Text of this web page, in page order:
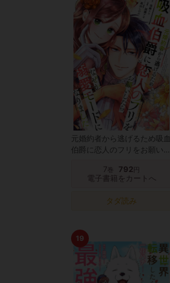
元婚約者から逃げるため吸血
伯爵に恋人のフリをお願いし
7 巻 792 円
電子書籍をカートへ
タダ読み
19